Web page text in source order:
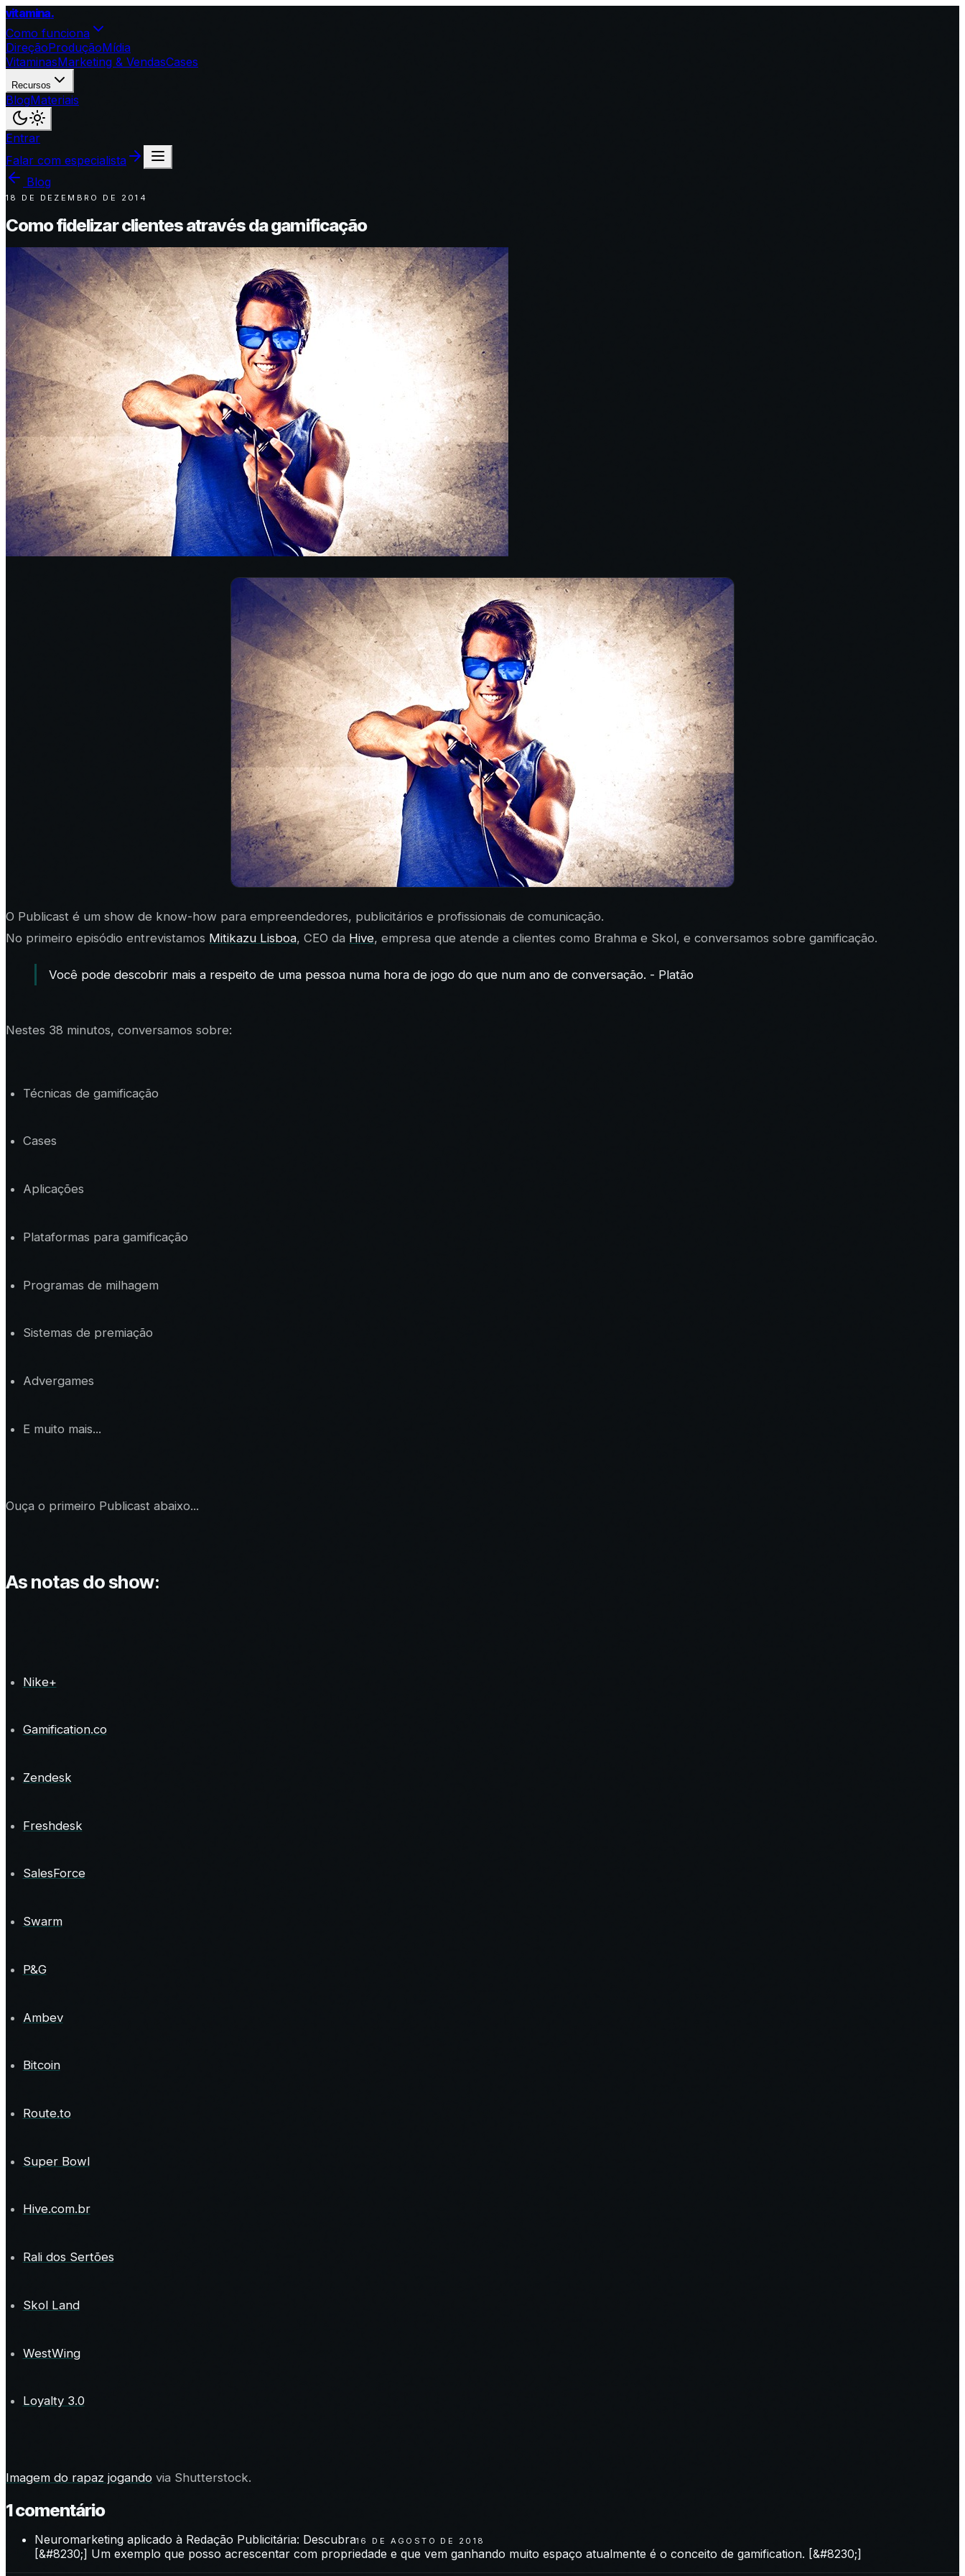
vitamina.
Como funciona
DireçãoProduçãoMídia
VitaminasMarketing & VendasCases
Recursos
BlogMateriais
Entrar
Falar com especialista
Blog
18 DE DEZEMBRO DE 2014
Como fidelizar clientes através da gamificação
O Publicast é um show de know-how para empreendedores, publicitários e profissionais de comunicação.
No primeiro episódio entrevistamos Mitikazu Lisboa, CEO da Hive, empresa que atende a clientes como Brahma e Skol, e conversamos sobre gamificação.
Você pode descobrir mais a respeito de uma pessoa numa hora de jogo do que num ano de conversação. - Platão
Nestes 38 minutos, conversamos sobre:
Técnicas de gamificação
Cases
Aplicações
Plataformas para gamificação
Programas de milhagem
Sistemas de premiação
Advergames
E muito mais...
Ouça o primeiro Publicast abaixo...
As notas do show:
Nike+
Gamification.co
Zendesk
Freshdesk
SalesForce
Swarm
P&G
Ambev
Bitcoin
Route.to
Super Bowl
Hive.com.br
Rali dos Sertões
Skol Land
WestWing
Loyalty 3.0
Imagem do rapaz jogando via Shutterstock.
1comentário
Neuromarketing aplicado à Redação Publicitária: Descubra16 DE AGOSTO DE 2018
[&#8230;] Um exemplo que posso acrescentar com propriedade e que vem ganhando muito espaço atualmente é o conceito de gamification. [&#8230;]